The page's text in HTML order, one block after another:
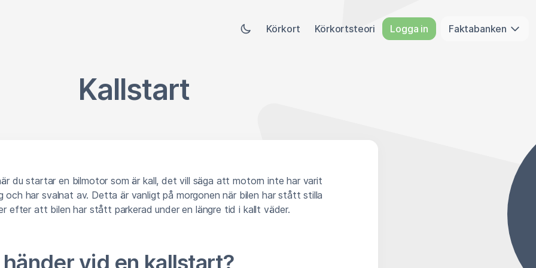
Körkort Körkortsteori Logga in Faktabanken
Kallstart
du startar en bilmotor som är kall, det vill säga att motorn inte har varit
och har svalnat av. Detta är vanligt på morgonen när bilen har stått stilla
efter att bilen har stått parkerad under en längre tid i kallt väder.
vid en kallstart?